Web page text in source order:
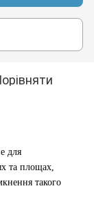
для
та площах,
такого